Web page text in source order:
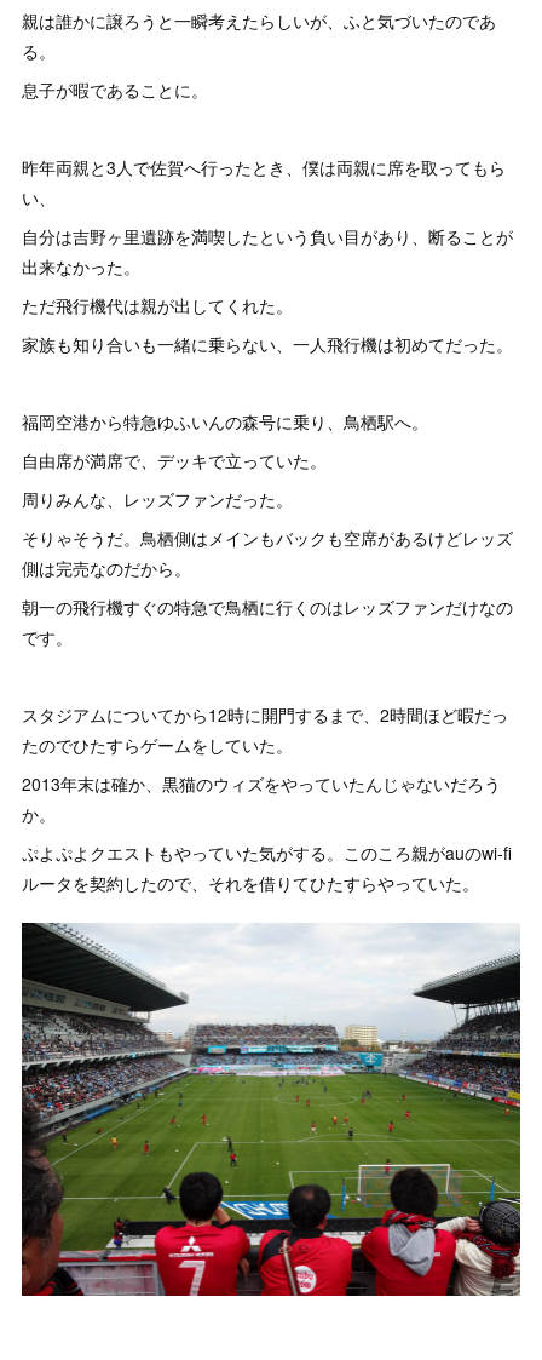
親は誰かに譲ろうと一瞬考えたらしいが、ふと気づいたのであ
る。
息子が暇であることに。
昨年両親と3人で佐賀へ行ったとき、僕は両親に席を取ってもら
い、
自分は吉野ヶ里遺跡を満喫したという負い目があり、断ることが
出来なかった。
ただ飛行機代は親が出してくれた。
家族も知り合いも一緒に乗らない、一人飛行機は初めてだった。
福岡空港から特急ゆふいんの森号に乗り、鳥栖駅へ。
自由席が満席で、デッキで立っていた。
周りみんな、レッズファンだった。
そりゃそうだ。鳥栖側はメインもバックも空席があるけどレッズ
側は完売なのだから。
朝一の飛行機すぐの特急で鳥栖に行くのはレッズファンだけなの
です。
スタジアムについてから12時に開門するまで、2時間ほど暇だっ
たのでひたすらゲームをしていた。
2013年末は確か、黒猫のウィズをやっていたんじゃないだろう
か。
ぷよぷよクエストもやっていた気がする。このころ親がauのwi-fi
ルータを契約したので、それを借りてひたすらやっていた。